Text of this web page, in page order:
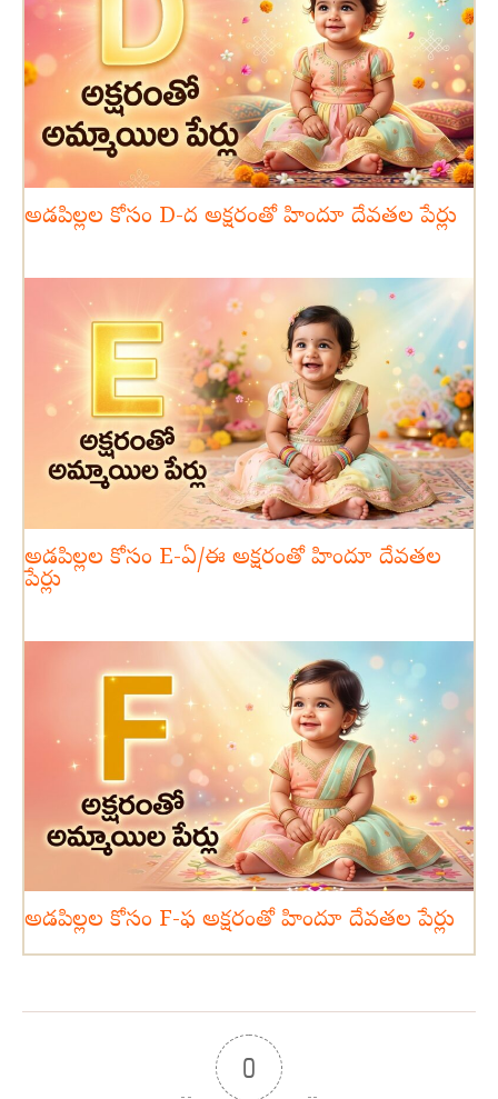
అడపిల్లల కోసం D-ద అక్షరంతో హిందూ దేవతల పేర్లు
అడపిల్లల కోసం E-ఏ/ఈ అక్షరంతో హిందూ దేవతల
పేర్లు
అడపిల్లల కోసం F-ఫ అక్షరంతో హిందూ దేవతల పేర్లు
0